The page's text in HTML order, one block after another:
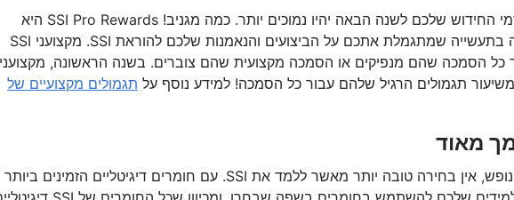
ב-SSI, ככל שתלמדו יותר, כך דמי החידוש שלכם לשנה הבאה יהיו נמוכים יותר. כמה מגניב! SSI Pro Rewards היא
מערכת ההחזר הכספי הראשונה בתעשייה שמתגמלת אתכם על הביצועים והנאמנות שלכם להוראת SSI. מקצועני SSI
כל הסמכה שהם מנפיקים או הסמכה מקצועית שהם צוברים. בשנה הראשונה, מקצועני
תגמולים מקצועיים של
אם אתם מקצוענים בתעשיית הנופש, אין בחירה טובה יותר מאשר ללמד את SSI. עם חומרים דיגיטליים הזמינים ביותר